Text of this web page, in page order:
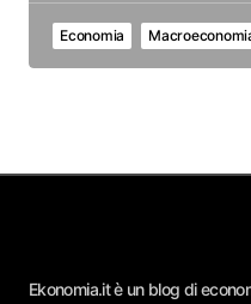
Economia
Ekonomia.it è un blog di